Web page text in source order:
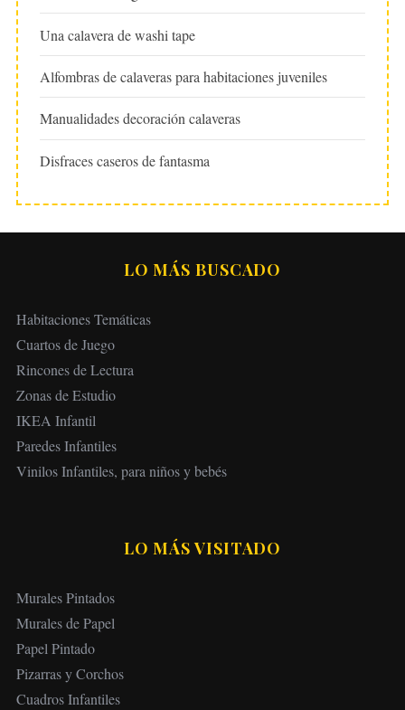
Una calavera de washi tape
Alfombras de calaveras para habitaciones juveniles
Manualidades decoración calaveras
Disfraces caseros de fantasma
LO MÁS BUSCADO
Habitaciones Temáticas
Cuartos de Juego
Rincones de Lectura
Zonas de Estudio
IKEA Infantil
Paredes Infantiles
Vinilos Infantiles, para niños y bebés
LO MÁS VISITADO
Murales Pintados
Murales de Papel
Papel Pintado
Pizarras y Corchos
Cuadros Infantiles